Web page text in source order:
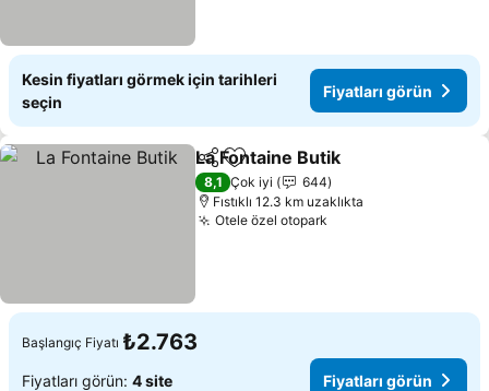
Kesin fiyatları görmek için tarihleri
seçin
Fiyatları görün
PaylaşFavorilerime ekle
La Fontaine Butik
8,1 Çok iyi
644
Fıstıklı 12.3 km uzaklıkta
Otele özel otopark
Başlangıç Fiyatı ₺2.763
Fiyatları görün: 4 site Fiyatları görün